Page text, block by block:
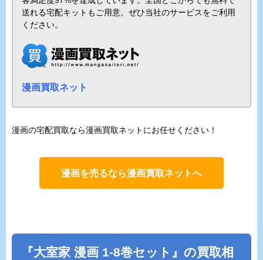
送れる宅配キットもご用意。ぜひ当社のサービスをご利用
ください。
漫画買取ネット
漫画の宅配買取なら漫画買取ネットにお任せください！
漫画を売るなら漫画買取ネットへ
『大室家 漫画 1-8巻セット』の買取相